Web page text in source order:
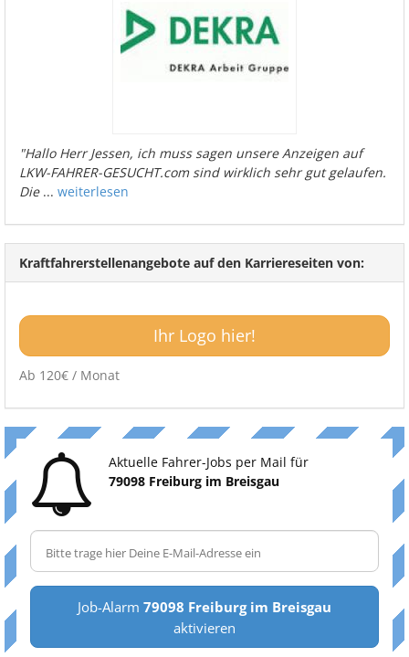
"Hallo Herr Jessen, ich muss sagen unsere Anzeigen auf
LKW-FAHRER-GESUCHT.com sind wirklich sehr gut gelaufen.
Die... weiterlesen
Kraftfahrerstellenangebote auf den Karriereseiten von:
Ihr Logo hier!
Ab 120€ / Monat
Aktuelle Fahrer-Jobs per Mail für
79098 Freiburg im Breisgau
Job-Alarm 79098 Freiburg im Breisgau
aktivieren